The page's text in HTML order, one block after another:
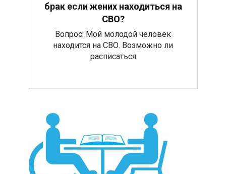
брак если жених находиться на
СВО?
Вопрос: Мой молодой человек
находится на СВО. Возможно ли
расписаться